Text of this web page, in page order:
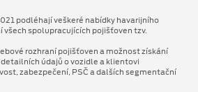
podléhají veškeré nabídky havarijního
všech spolupracujících pojišťoven tzv.
rozhraní pojišťoven a možnost získání
údajů o vozidle a klientovi
zabezpečení, PSČ a dalších segmentační